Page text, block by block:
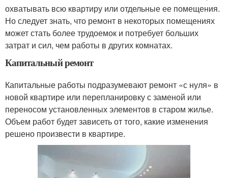
охватывать всю квартиру или отдельные ее помещения.
Но следует знать, что ремонт в некоторых помещениях
может стать более трудоемок и потребует больших
затрат и сил, чем работы в других комнатах.
Капитальный ремонт
Капитальные работы подразумевают ремонт «с нуля» в
новой квартире или перепланировку с заменой или
переносом установленных элементов в старом жилье.
Объем работ будет зависеть от того, какие изменения
решено произвести в квартире.